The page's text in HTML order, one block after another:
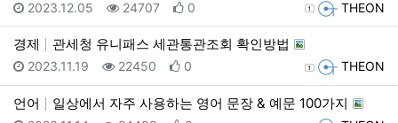
등록자 THEON
등록일
2023.12.05 조회
24707 추천
0
경제 관세청 유니패스 세관통관조회 확인방법
등록자 THEON
등록일
2023.11.19 조회
22450 추천
0
언어 일상에서 자주 사용하는 영어 문장 & 예문 100가지